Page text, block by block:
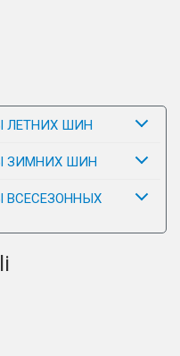
ЛЕТНИХ ШИН
ЗИМНИХ ШИН
ВСЕСЕЗОННЫХ